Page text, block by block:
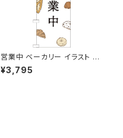
営業中 ベーカリー イラスト 白
のぼり旗
¥3,795